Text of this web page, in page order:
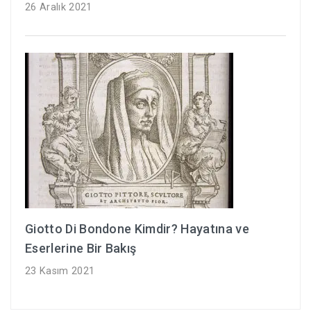
26 Aralık 2021
Giotto Di Bondone Kimdir? Hayatına ve
Eserlerine Bir Bakış
23 Kasım 2021